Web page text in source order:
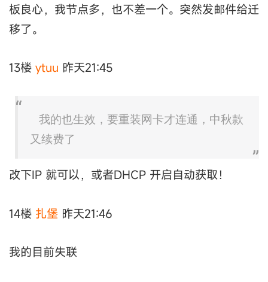
板良心，我节点多，也不差一个。突然发邮件给迁
移了。
13楼 ytuu 昨天21:45
我的也生效，要重装网卡才连通，中秋款
又续费了
改下IP 就可以，或者DHCP 开启自动获取！
14楼 扎堡 昨天21:46
我的目前失联